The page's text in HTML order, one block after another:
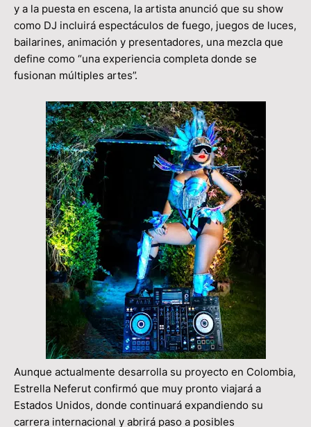
y a la puesta en escena, la artista anunció que su show
como DJ incluirá espectáculos de fuego, juegos de luces,
bailarines, animación y presentadores, una mezcla que
define como “una experiencia completa donde se
fusionan múltiples artes”.
Aunque actualmente desarrolla su proyecto en Colombia,
Estrella Neferut confirmó que muy pronto viajará a
Estados Unidos, donde continuará expandiendo su
carrera internacional y abrirá paso a posibles